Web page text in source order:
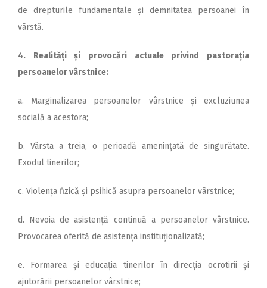
de drepturile fundamentale și demnitatea persoanei în
vârstă.
4. Realități și provocări actuale privind pastorația
persoanelor vârstnice:
a. Marginalizarea persoanelor vârstnice și excluziunea
socială a acestora;
b. Vârsta a treia, o perioadă amenințată de singurătate.
Exodul tinerilor;
c. Violența fizică și psihică asupra persoanelor vârstnice;
d. Nevoia de asistență continuă a persoanelor vârstnice.
Provocarea oferită de asistența instituționalizată;
e. Formarea și educația tinerilor în direcția ocrotirii și
ajutorării persoanelor vârstnice;